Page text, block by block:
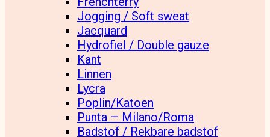
Jogging / Soft sweat
Jacquard
Hydrofiel / Double gauze
Kant
Linnen
Lycra
Poplin/Katoen
Punta – Milano/Roma
Badstof / Rekbare badstof